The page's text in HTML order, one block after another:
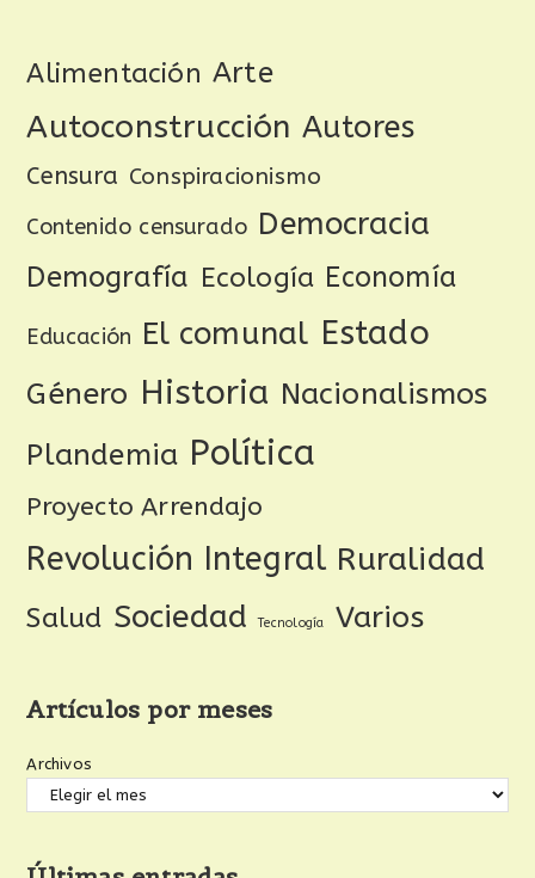
Alimentación Arte
Autoconstrucción Autores
Censura Conspiracionismo
Contenido censurado Democracia
Demografía Ecología Economía
Educación El comunal Estado
Género Historia Nacionalismos
Plandemia Política
Proyecto Arrendajo
Revolución Integral Ruralidad
Salud Sociedad Tecnología Varios
Artículos por meses
Archivos